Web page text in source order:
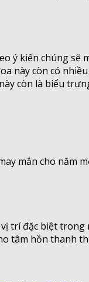
ý kiến chúng sẽ
này còn có
còn là biểu
mắn cho
trí đặc biệt
tâm hồn thanh